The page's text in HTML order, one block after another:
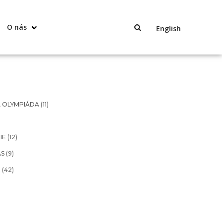
O nás English
OLYMPIÁDA (11)
(12)
(9)
(42)